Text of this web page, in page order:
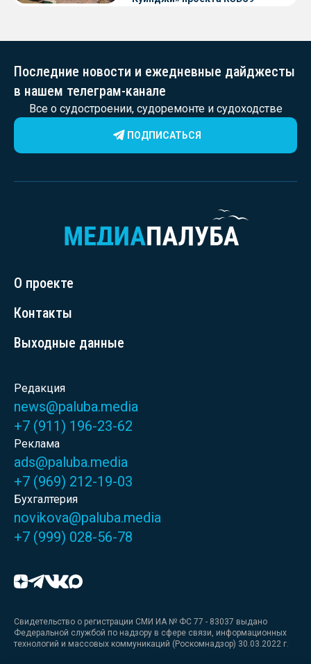
Последние новости и ежедневные дайджесты
в нашем телеграм-канале
Все о судостроении, судоремонте и судоходстве
ПОДПИСАТЬСЯ
О проекте
Контакты
Выходные данные
Редакция
news@paluba.media
+7 (911) 196-23-62
Реклама
ads@paluba.media
+7 (969) 212-19-03
Бухгалтерия
novikova@paluba.media
+7 (999) 028-56-78
Свидетельство о регистрации СМИ ИА № ФС 77 - 83037 выдано
Федеральной службой по надзору в сфере связи, информационных
технологий и массовых коммуникаций (Роскомнадзор) 30.03.2022 г.